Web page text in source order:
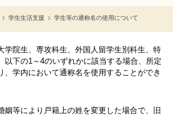
学生生活支援 学生等の通称名の使用について
学院生、専攻科生、外国人留学生別科生、特
以下の1～4のいずれかに該当する場合、所定
、学内において通称名を使用することができ
姻等により戸籍上の姓を変更した場合で、旧